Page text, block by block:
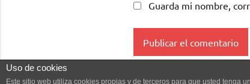
Guarda mi nombre,
Uso de cookies
Este sitio web utiliza cookies propias y de terceros para que usted tenga